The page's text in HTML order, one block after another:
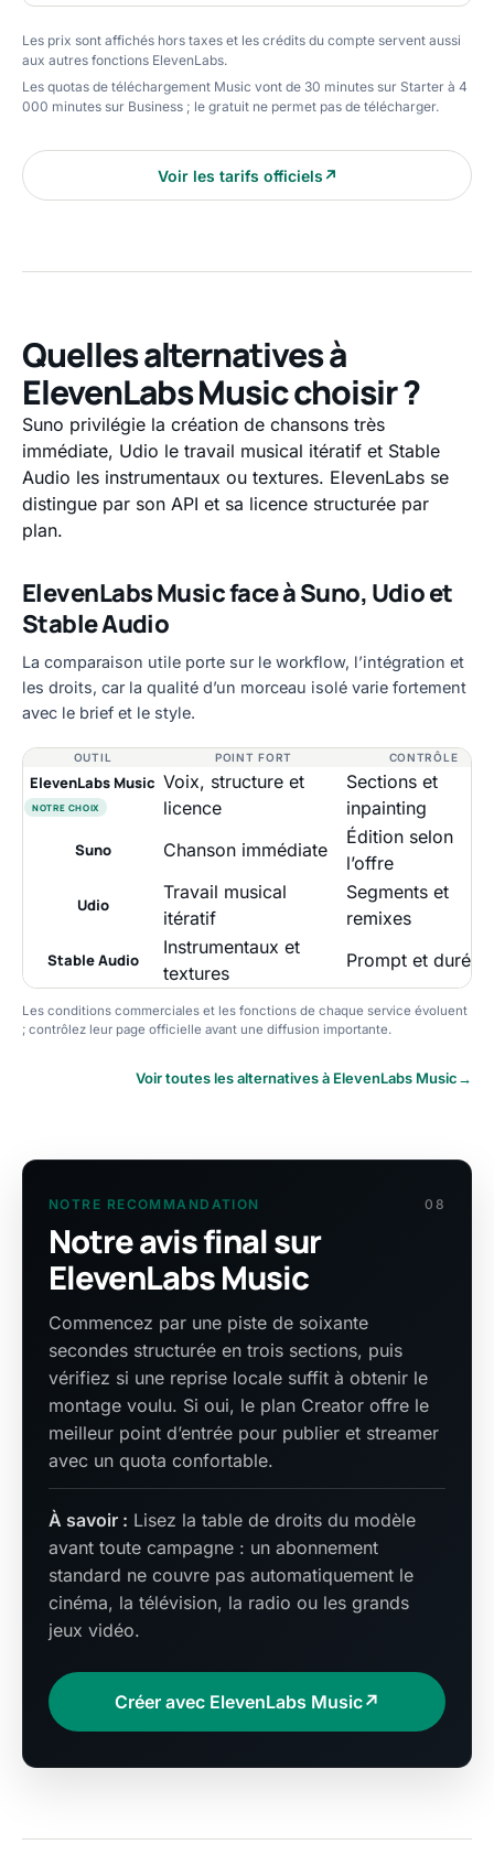
Les prix sont affichés hors taxes et les crédits du compte servent aussi
aux autres fonctions ElevenLabs.
Les quotas de téléchargement Music vont de 30 minutes sur Starter à 4
000 minutes sur Business ; le gratuit ne permet pas de télécharger.
Voir les tarifs officiels↗
Quelles alternatives à
ElevenLabs Music choisir ?
Suno privilégie la création de chansons très
immédiate, Udio le travail musical itératif et Stable
Audio les instrumentaux ou textures. ElevenLabs se
distingue par son API et sa licence structurée par
plan.
ElevenLabs Music face à Suno, Udio et
Stable Audio
La comparaison utile porte sur le workflow, l’intégration et
les droits, car la qualité d’un morceau isolé varie fortement
avec le brief et le style.
OUTIL POINT FORT CONTRÔLE
ElevenLabs Music
NOTRE CHOIX
Voix, structure et
licence
Sections et
inpainting
Suno Chanson immédiate
Édition selon
l’offre
Udio
Travail musical
itératif
Segments et
remixes
Stable Audio
Instrumentaux et
textures
Prompt et durée
Les conditions commerciales et les fonctions de chaque service évoluent
; contrôlez leur page officielle avant une diffusion importante.
Voir toutes les alternatives à ElevenLabs Music→
NOTRE RECOMMANDATION 08
Notre avis final sur
ElevenLabs Music
Commencez par une piste de soixante
secondes structurée en trois sections, puis
vérifiez si une reprise locale suffit à obtenir le
montage voulu. Si oui, le plan Creator offre le
meilleur point d’entrée pour publier et streamer
avec un quota confortable.
À savoir : Lisez la table de droits du modèle
avant toute campagne : un abonnement
standard ne couvre pas automatiquement le
cinéma, la télévision, la radio ou les grands
jeux vidéo.
Créer avec ElevenLabs Music↗